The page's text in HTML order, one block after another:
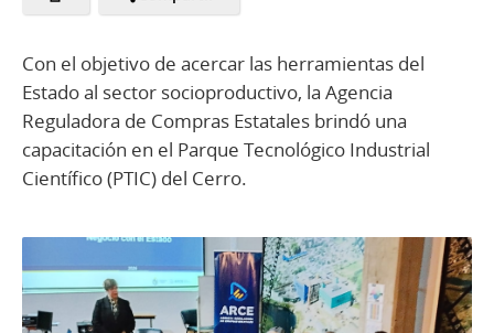
Con el objetivo de acercar las herramientas del
Estado al sector socioproductivo, la Agencia
Reguladora de Compras Estatales brindó una
capacitación en el Parque Tecnológico Industrial
Científico (PTIC) del Cerro.